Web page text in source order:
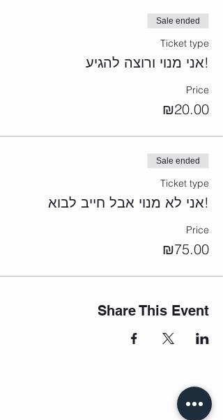
Sale ended
Ticket type
אני מנוי ורוצה להגיע!
Price
₪20.00
Sale ended
Ticket type
אני לא מנוי אבל חייב לבוא!
Price
₪75.00
Share This Event